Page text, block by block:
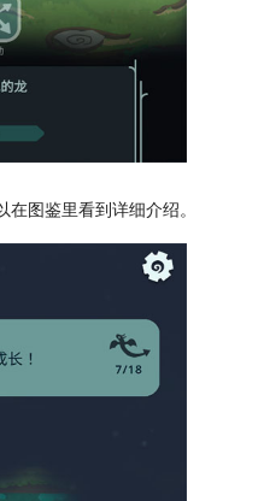
在图鉴里看到详细介绍。